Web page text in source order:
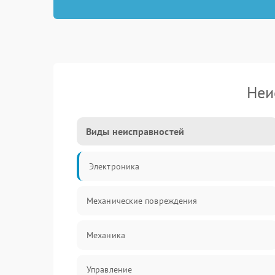
Виды неисправностей
Электроника
Механические повреждения
Механика
Управление